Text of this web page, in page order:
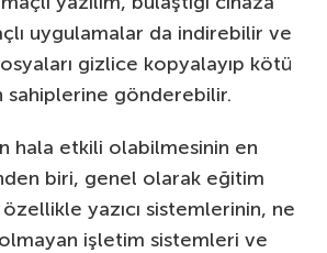
uygulamalar da indirebilir ve
gizlice kopyalayıp kötü
sahiplerine gönderebilir.
hala etkili olabilmesinin en
biri, genel olarak eğitim
özellikle yazıcı sistemlerinin, ne
işletim sistemleri ve